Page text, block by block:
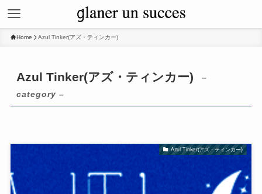
Home Azul Tinker(アズ・ティンカー)
Azul Tinker(アズ・ティンカー)
–
category –
Azul Tinker(アズ・ティンカー)